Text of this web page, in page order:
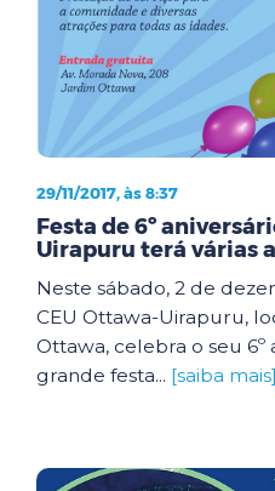
29/11/2017, às 8:37
Festa de 6º
Uirapuru terá várias
Neste sábado, 2 de
CEU Ottawa-Uirapuru,
Ottawa, celebra o seu
grande festa... [saiba mais]